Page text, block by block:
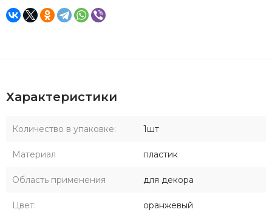
Характеристики
Количество в упаковке: 1шт
Материал пластик
Область применения для декора
Цвет: оранжевый